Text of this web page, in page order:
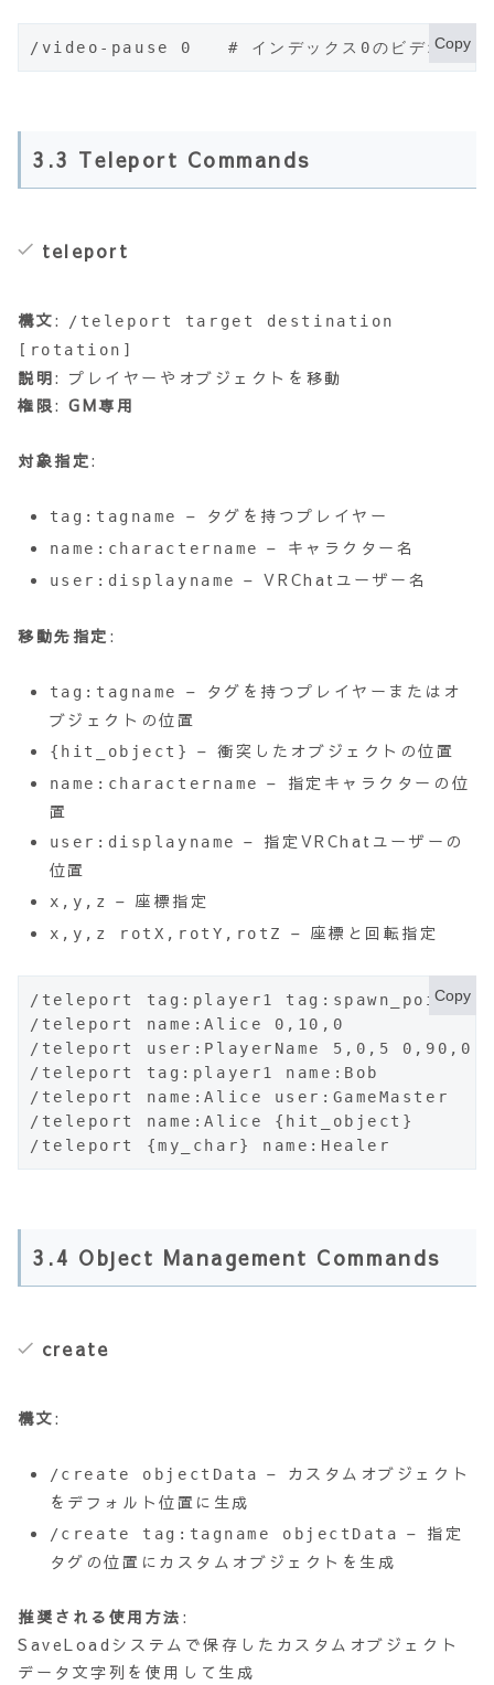
/video-pause 0   # インデックス0のビデオを一
Copy
3.3 Teleport Commands
teleport
構文:
/teleport target destination
[rotation]
説明: プレイヤーやオブジェクトを移動
権限:GM専用
対象指定:
tag:tagname – タグを持つプレイヤー
name:charactername – キャラクター名
user:displayname – VRChatユーザー名
移動先指定 :
tag:tagname
– タグを持つプレイヤーまたはオ
ブジェクトの位置
{hit_object} – 衝突したオブジェクトの位置
name:charactername
– 指定キャラクターの位
置
user:displayname
– 指定VRChatユーザーの
位置
x,y,z – 座標指定
x,y,z rotX,rotY,rotZ – 座標と回転指定
/teleport tag:player1 tag:spawn_point
/teleport name:Alice 0,10,0
/teleport user:PlayerName 5,0,5 0,90,0
/teleport tag:player1 name:Bob
/teleport name:Alice user:GameMaster
/teleport name:Alice {hit_object}           #
/teleport {my_char} name:Healer             #
Copy
3.4 Object Management Commands
create
構文:
/create objectData
– カスタムオブジェクト
をデフォルト位置に生成
/create tag:tagname objectData
– 指定
タグの位置にカスタムオブジェクトを生成
推奨される使用方法 :
SaveLoadシステムで保存したカスタムオブジェクト
データ文字列を使用して生成